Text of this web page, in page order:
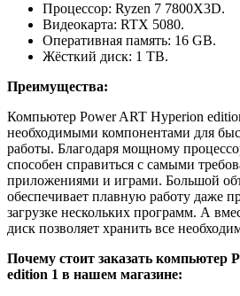
Процессор: Ryzen 7 7800X3D.
Видеокарта: RTX 5080.
Оперативная память: 16 GB.
Жёсткий диск: 1 TB.
Преимущества:
Компьютер Power ART Hyperion
необходимыми компонентами для
работы. Благодаря мощному
способен справиться с самыми
приложениями и играми. Большой
обеспечивает плавную работу даже
загрузке нескольких программ. А
диск позволяет хранить все
Почему стоит заказать компьютер
edition 1 в нашем магазине: